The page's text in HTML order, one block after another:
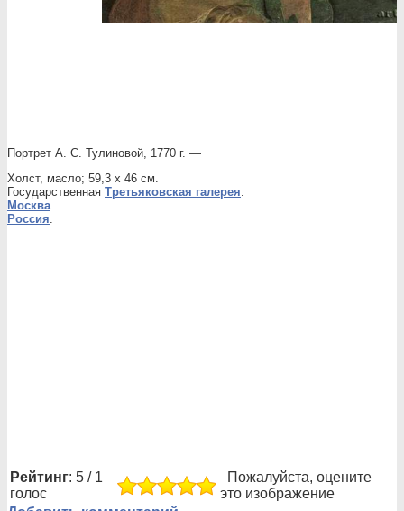
Портрет А. С. Тулиновой, 1770 г. —
Холст, масло; 59,3 х 46 см.
Государственная Третьяковская галерея.
Москва.
Россия.
Рейтинг: 5 / 1
голос
Пожалуйста, оцените
это изображение